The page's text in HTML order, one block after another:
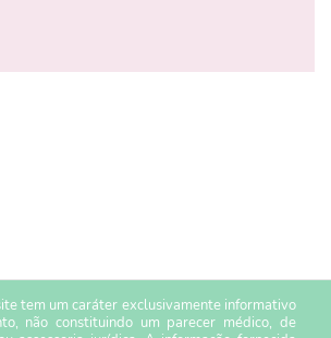
tem um caráter exclusivamente informativo
não constituindo um parecer médico, de